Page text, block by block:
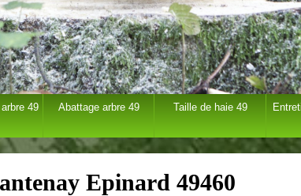
49 Abattage arbre 49 Taille de haie 49
Epinard 49460